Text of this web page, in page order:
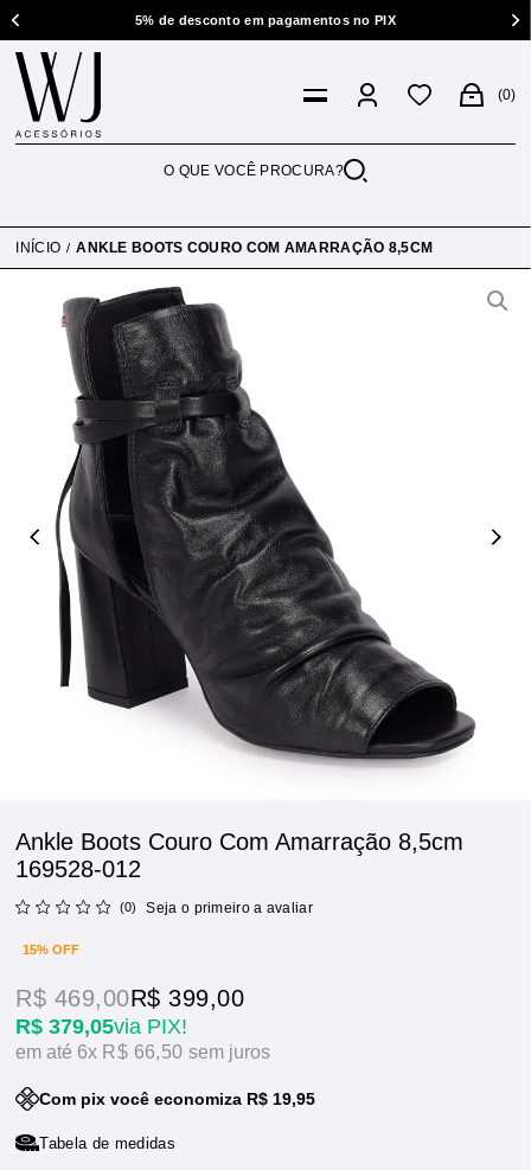
5% de desconto em pagamentos no PIX
0
INÍCIO ANKLE BOOTS COURO COM AMARRAÇÃO 8,5CM
Ankle Boots Couro Com Amarração 8,5cm
169528-012
(0) Seja o primeiro a avaliar
15% OFF
R$ 379,05via PIX!
R$ 469,00R$ 399,00
6x R$ 66,50sem juros
Com pix você economiza R$ 19,95
Tabela de medidas